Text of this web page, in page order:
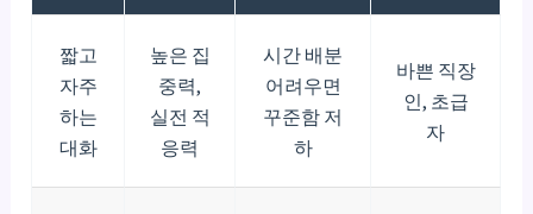
짧고
자주
하는
대화
높은 집
중력,
실전 적
응력
시간 배분
어려우면
꾸준함 저
하
바쁜 직장
인, 초급
자